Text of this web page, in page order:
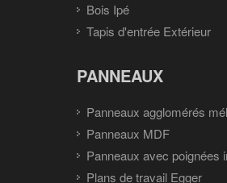
Bois Ipé
Tapis d'entrée Extérieur
PANNEAUX
Panneaux agglomérés
Panneaux MDF
Panneaux avec poignées
Plans de travail Egger